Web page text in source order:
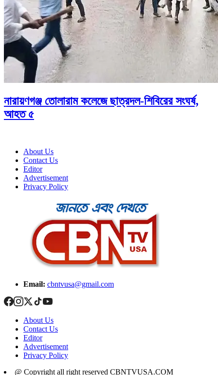
নারায়ণগঞ্জ তোলারাম কলেজে ছাত্রদল-শিবিরের সংঘর্ষ,
আহত ৫
About Us
Contact Us
Editor
Advertisement
Privacy Policy
Email: cbntvusa@gmail.com
About Us
Contact Us
Editor
Advertisement
Privacy Policy
@ Copyright all right reserved CBNTVUSA.COM